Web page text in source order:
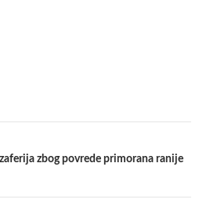
zbog povrede primorana ranije